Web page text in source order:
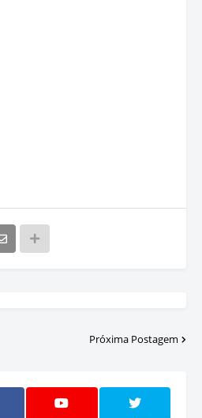
Próxima Postagem